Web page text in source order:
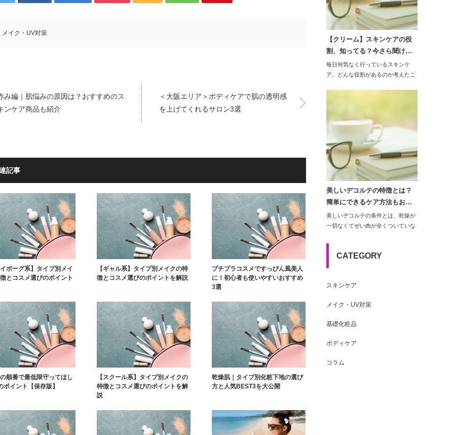
メイク・UV対策
み編｜肌悩みの原因は？おすすめのス
ンケア商品も紹介
＜大阪エリア＞ボディケアで肌の透明感
を上げてくれるサロン3選
記事
ボーグ系】タイプ別メイ
とコスメ選びのポイント
【ギャル系】タイプ別メイクの特
徴とコスメ選びのポイントを解説
プチプラコスメですっぴん風美人
に！初心者も使いやすいおすすめ
3選
順番で最低限守ってほし
ポイント【保存版】
【スクール系】タイプ別メイクの
特徴とコスメ選びのポイントを解
説
乾燥肌｜タイプ別化粧下地の選び
方と人気BEST3を大公開
【クリーム】スキンケアの役
割、知ってる？今さら聞け…
毎日何気なく行っているスキンケ
ア。どんな役割があるのか考えたこ
美しいデコルテの特徴とは？
簡単にできるケア方法もお…
美しいデコルテの条件とは、乾燥が
一切なくてぜい肉が全くついていな
CATEGORY
スキンケア
メイク・UV対策
基礎化粧品
ボディケア
コラム